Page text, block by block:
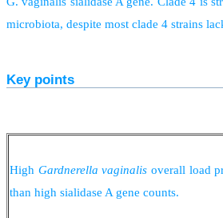
microbiota, despite most clade 4 strains
Key points
High Gardnerella vaginalis overall load
than high sialidase A gene counts.